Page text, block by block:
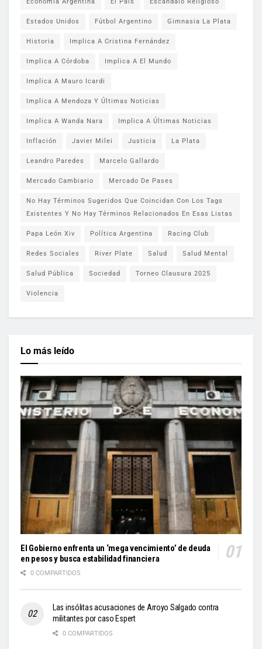
Estados Unidos Fútbol Argentino Gimnasia La Plata
Historia Implica A Cristina Fernández
Implica A Córdoba Implica A El Mundo
Implica A Mauro Icardi
Implica A Mendoza Y Últimas Noticias
Implica A Wanda Nara Implica A Últimas Noticias
Inflación Javier Milei Justicia La Plata
Leandro Paredes Marcelo Gallardo
Mercado Cambiario Mercado De Pases
No Hay Términos Sugeridos Que Coincidan Con Los Tags
Existentes Y No Hay Términos Relacionados En Esas Listas
Papa León Xiv Política Argentina Racing Club
Redes Sociales River Plate Salud Salud Mental
Salud Pública Sociedad Torneo Clausura 2025
Violencia
Lo más leído
El Gobierno enfrenta un ‘mega vencimiento’ de deuda
en pesos y busca estabilidad financiera
0 COMPARTIDOS
Las insólitas acusaciones de Arroyo Salgado contra
militantes por caso Espert
0 COMPARTIDOS